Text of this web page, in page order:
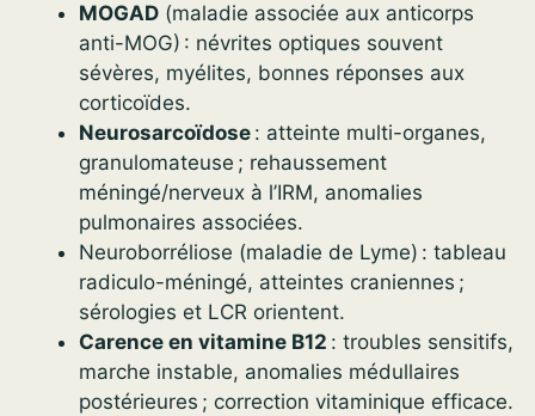
MOGAD (maladie associée aux anticorps
anti-MOG) : névrites optiques souvent
sévères, myélites, bonnes réponses aux
corticoïdes.
Neurosarcoïdose : atteinte multi-organes,
granulomateuse ; rehaussement
méningé/nerveux à l’IRM, anomalies
pulmonaires associées.
Neuroborréliose (maladie de Lyme) : tableau
radiculo-méningé, atteintes craniennes ;
sérologies et LCR orientent.
Carence en vitamine B12 : troubles sensitifs,
marche instable, anomalies médullaires
postérieures ; correction vitaminique efficace.